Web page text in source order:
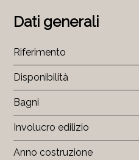
Dati generali
Riferimento
Disponibilità
Bagni
Involucro edilizio
Anno costruzione